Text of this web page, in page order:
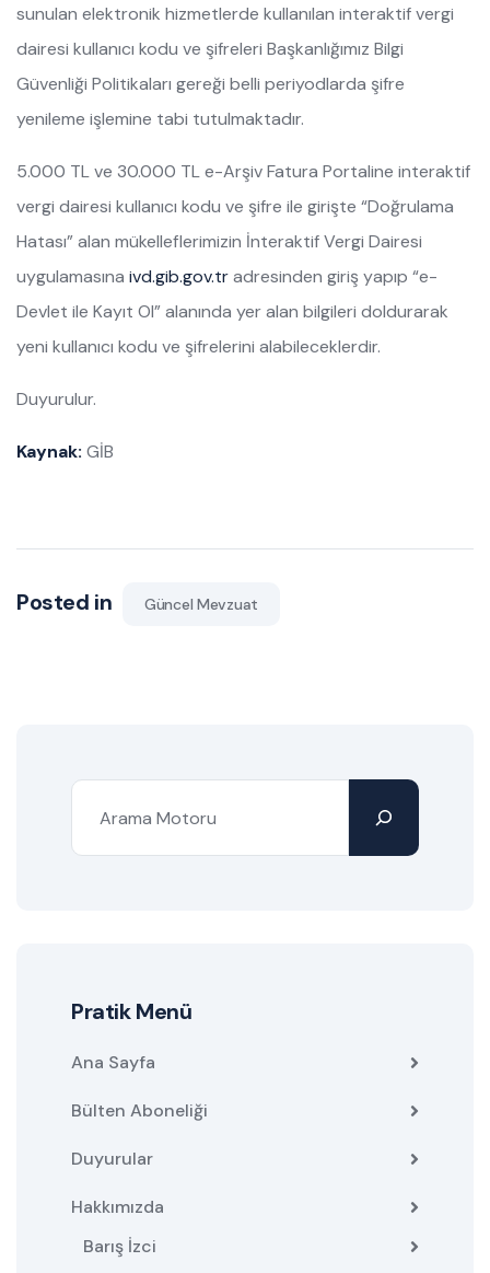
sunulan elektronik hizmetlerde kullanılan interaktif vergi
dairesi kullanıcı kodu ve şifreleri Başkanlığımız Bilgi
Güvenliği Politikaları gereği belli periyodlarda şifre
yenileme işlemine tabi tutulmaktadır.
5.000 TL ve 30.000 TL e-Arşiv Fatura Portaline interaktif
vergi dairesi kullanıcı kodu ve şifre ile girişte “Doğrulama
Hatası” alan mükelleflerimizin İnteraktif Vergi Dairesi
uygulamasına ivd.gib.gov.tradresinden giriş yapıp “e-
Devlet ile Kayıt Ol” alanında yer alan bilgileri doldurarak
yeni kullanıcı kodu ve şifrelerini alabileceklerdir.
Duyurulur.
Kaynak: GİB
Posted in Güncel Mevzuat
Pratik Menü
Ana Sayfa
Bülten Aboneliği
Duyurular
Hakkımızda
Barış İzci